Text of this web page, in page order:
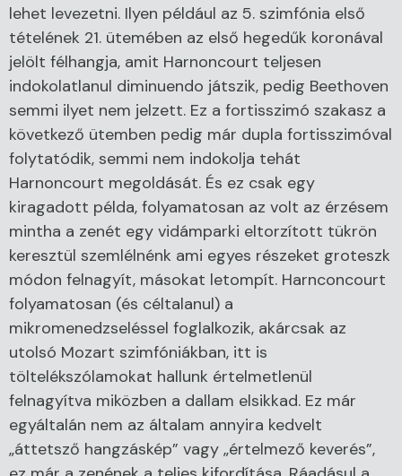
lehet levezetni. Ilyen például az 5. szimfónia első
tételének 21. ütemében az első hegedűk koronával
jelölt félhangja, amit Harnoncourt teljesen
indokolatlanul diminuendo játszik, pedig Beethoven
semmi ilyet nem jelzett. Ez a fortisszimó szakasz a
következő ütemben pedig már dupla fortisszimóval
folytatódik, semmi nem indokolja tehát
Harnoncourt megoldását. És ez csak egy
kiragadott példa, folyamatosan az volt az érzésem
mintha a zenét egy vidámparki eltorzított tükrön
keresztül szemlélnénk ami egyes részeket groteszk
módon felnagyít, másokat letompít. Harnconcourt
folyamatosan (és céltalanul) a
mikromenedzseléssel foglalkozik, akárcsak az
utolsó Mozart szimfóniákban, itt is
töltelékszólamokat hallunk értelmetlenül
felnagyítva miközben a dallam elsikkad. Ez már
egyáltalán nem az általam annyira kedvelt
„áttetsző hangzáskép” vagy „értelmező keverés”,